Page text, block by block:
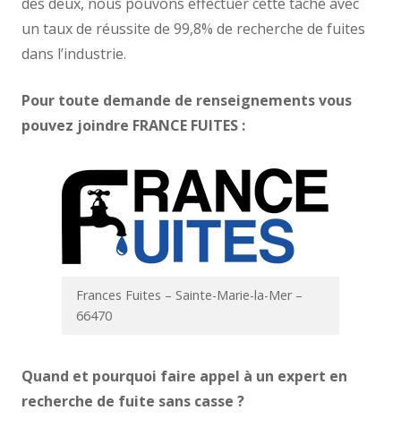
un taux de réussite de 99,8% de recherche de fuites
dans l’industrie.
Pour toute demande de renseignements vous
pouvez joindre FRANCE FUITES :
Frances Fuites – Sainte-Marie-la-Mer –
66470
Quand et pourquoi faire appel à un expert en
recherche de fuite sans casse ?